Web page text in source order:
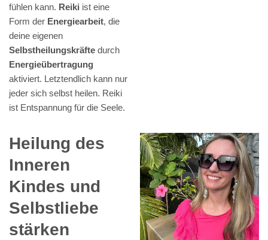
fühlen kann. Reiki ist eine
Form der Energiearbeit, die
deine eigenen
Selbstheilungskräfte durch
Energieübertragung
aktiviert. Letztendlich kann nur
jeder sich selbst heilen. Reiki
ist Entspannung für die Seele.
Heilung des
Inneren
Kindes und
Selbstliebe
stärken